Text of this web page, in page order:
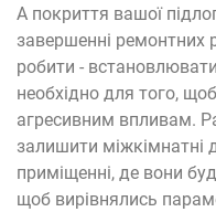
А покриття вашої
завершенні ремонтних
робити - встановлювати
необхідно для того,
агресивним впливам.
залишити міжкімнатні
приміщенні, де вони
щоб вирівнялись